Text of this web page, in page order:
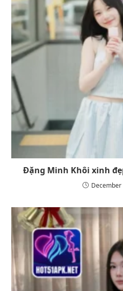
Đặng Minh Khôi xinh
December